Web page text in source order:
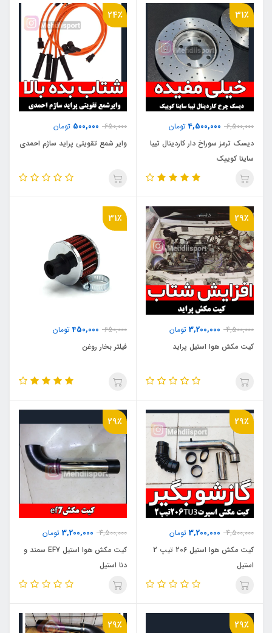
31٪
6,500,000
4,500,000تومان
دیسک ترمز سوراخ دار کاردینال تیبا
ساینا کوییک
24٪
650,000
500,000 تومان
وایر شمع تقویتی پراید ساژم احمدی
29٪
4,500,000
3,200,000 تومان
کیت مکش هوا استیل پراید
31٪
650,000
450,000تومان
فیلتر بخار روغن
29٪
4,500,000
3,200,000 تومان
کیت مکش هوا استیل 206 تیپ 2
استیل
29٪
4,500,000
3,200,000 تومان
کیت مکش هوا استیل EF7 سمند و
دنا استیل
29٪ 29٪